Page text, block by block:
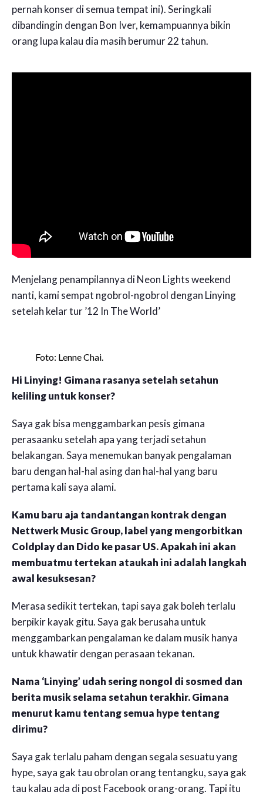
pernah konser di semua tempat ini). Seringkali
dibandingin dengan Bon Iver, kemampuannya bikin
orang lupa kalau dia masih berumur 22 tahun.
Menjelang penampilannya di Neon Lights weekend
nanti, kami sempat ngobrol-ngobrol dengan Linying
setelah kelar tur ’12 In The World’
Foto: Lenne Chai.
Hi Linying! Gimana rasanya setelah setahun
keliling untuk konser?
Saya gak bisa menggambarkan pesis gimana
perasaanku setelah apa yang terjadi setahun
belakangan. Saya menemukan banyak pengalaman
baru dengan hal-hal asing dan hal-hal yang baru
pertama kali saya alami.
Kamu baru aja tandantangan kontrak dengan
Nettwerk Music Group, label yang mengorbitkan
Coldplay dan Dido ke pasar US. Apakah ini akan
membuatmu tertekan ataukah ini adalah langkah
awal kesuksesan?
Merasa sedikit tertekan, tapi saya gak boleh terlalu
berpikir kayak gitu. Saya gak berusaha untuk
menggambarkan pengalaman ke dalam musik hanya
untuk khawatir dengan perasaan tekanan.
Nama ‘Linying’ udah sering nongol di sosmed dan
berita musik selama setahun terakhir. Gimana
menurut kamu tentang semua hype tentang
dirimu?
Saya gak terlalu paham dengan segala sesuatu yang
hype, saya gak tau obrolan orang tentangku, saya gak
tau kalau ada di post Facebook orang-orang. Tapi itu